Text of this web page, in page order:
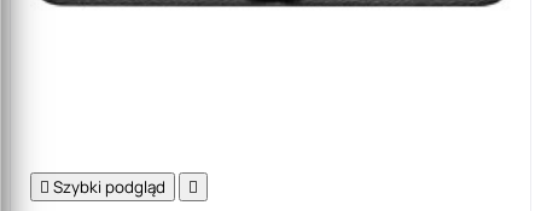
 Szybki podgląd 